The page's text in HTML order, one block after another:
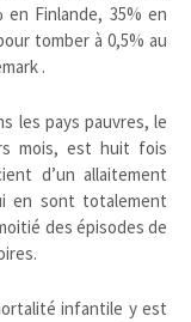
en Finlande, 35% en
tomber à 0,5% au
.
les pays pauvres, le
mois, est huit fois
d’un allaitement
en sont totalement
des épisodes de
infantile y est